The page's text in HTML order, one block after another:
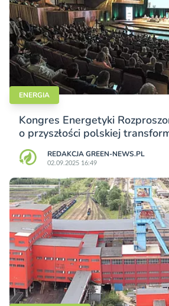
ENERGIA
Kongres Energetyki
o przyszłości polskiej
REDAKCJA GREEN-NEWS.PL
02.09.2025 16:49